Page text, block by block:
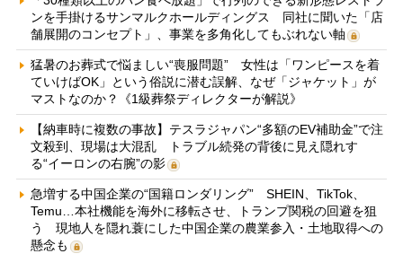
ンを手掛けるサンマルクホールディングス 同社に聞いた「店
舗展開のコンセプト」、事業を多角化してもぶれない軸
猛暑のお葬式で悩ましい“喪服問題” 女性は「ワンピースを着
ていけばOK」という俗説に潜む誤解、なぜ「ジャケット」が
マストなのか？《1級葬祭ディレクターが解説》
【納車時に複数の事故】テスラジャパン“多額のEV補助金”で注
文殺到、現場は大混乱 トラブル続発の背後に見え隠れす
る“イーロンの右腕”の影
急増する中国企業の“国籍ロンダリング” SHEIN、TikTok、
Temu…本社機能を海外に移転させ、トランプ関税の回避を狙
う 現地人を隠れ蓑にした中国企業の農業参入・土地取得への
懸念も